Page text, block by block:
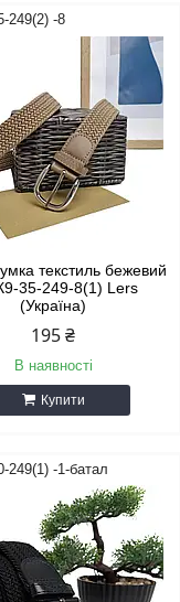
249(2) -8
текстиль бежевий
35-249-8(1) Lers
(Україна)
195 ₴
В наявності
Купити
249(1) -1-батал